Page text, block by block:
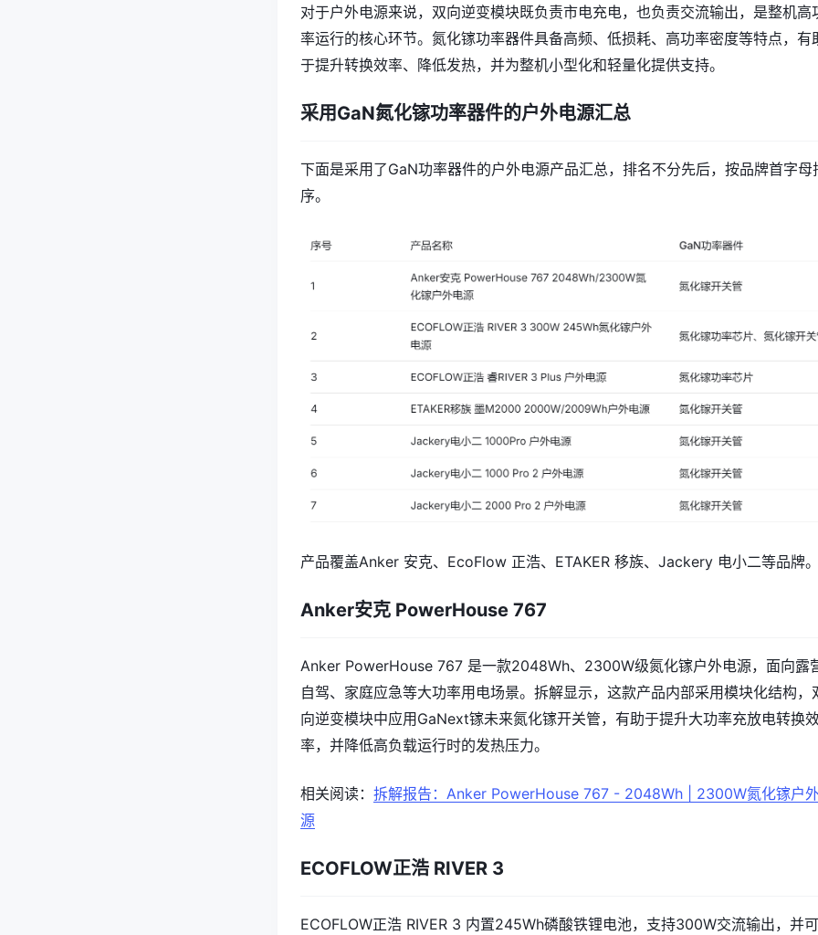
对于户外电源来说，双向逆变模块既负责市电充电，也负责交流输出，是整机高
率运行的核心环节。氮化镓功率器件具备高频、低损耗、高功率密度等特点，有
于提升转换效率、降低发热，并为整机小型化和轻量化提供支持。
采用GaN氮化镓功率器件的户外电源汇总
下面是采用了GaN功率器件的户外电源产品汇总，排名不分先后，按品牌首字母
序。
产品覆盖Anker 安克、EcoFlow 正浩、ETAKER 移族、Jackery 电小二等品牌。
Anker安克 PowerHouse 767
Anker PowerHouse 767 是一款2048Wh、2300W级氮化镓户外电源，面向露
自驾、家庭应急等大功率用电场景。拆解显示，这款产品内部采用模块化结构，
向逆变模块中应用GaNext镓未来氮化镓开关管，有助于提升大功率充放电转换
率，并降低高负载运行时的发热压力。
相关阅读： 拆解报告：Anker PowerHouse 767 - 2048Wh | 2300W氮化镓户
源
ECOFLOW正浩 RIVER 3
ECOFLOW正浩 RIVER 3 内置245Wh磷酸铁锂电池，支持300W交流输出，并